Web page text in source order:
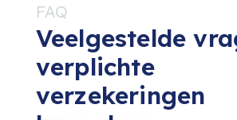
FAQ
Veelgestelde
verplichte
verzekeringen